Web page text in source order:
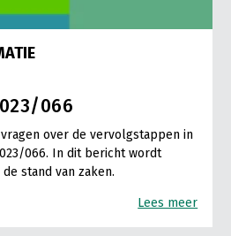
066
over de vervolgstappen in
066. In dit bericht wordt
stand van zaken.
Lees meer